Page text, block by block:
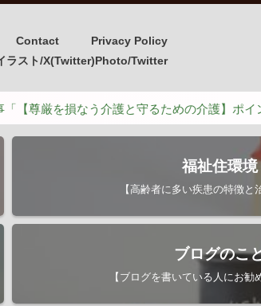
Contact
Privacy Policy
ラスト/X(Twitter)Photo/Twitter
損なう介護と守るための介護】ポイントは４つ
福祉住環境
【高齢者に多い疾患の特徴と
ブログのこ
【ブログを書いている人にお勧